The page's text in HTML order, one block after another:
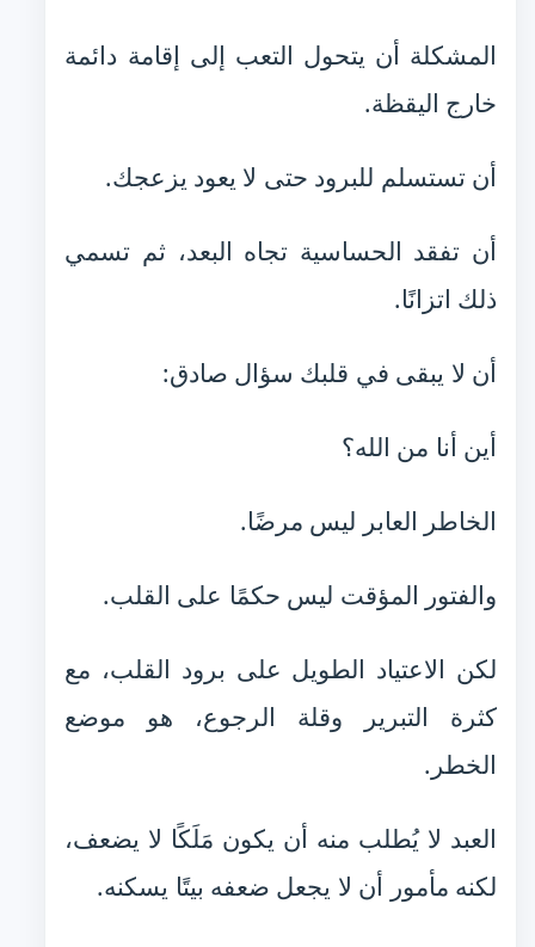
المشكلة أن يتحول التعب إلى إقامة دائمة
خارج اليقظة.
أن تستسلم للبرود حتى لا يعود يزعجك.
أن تفقد الحساسية تجاه البعد، ثم تسمي
ذلك اتزانًا.
أن لا يبقى في قلبك سؤال صادق:
أين أنا من الله؟
الخاطر العابر ليس مرضًا.
والفتور المؤقت ليس حكمًا على القلب.
لكن الاعتياد الطويل على برود القلب، مع
كثرة التبرير وقلة الرجوع، هو موضع
الخطر.
العبد لا يُطلب منه أن يكون مَلَكًا لا يضعف،
لكنه مأمور أن لا يجعل ضعفه بيتًا يسكنه.